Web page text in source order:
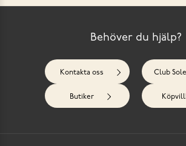
Behöver du hjälp?
Kontakta oss Club
Butiker